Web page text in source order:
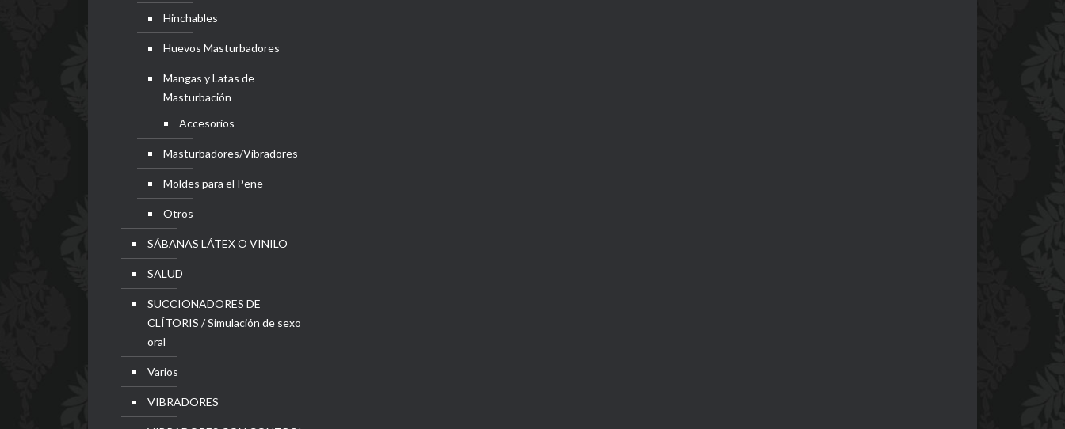
Hinchables
Huevos Masturbadores
Mangas y Latas de
Masturbación
Accesorios
Masturbadores/Vibradores
Moldes para el Pene
Otros
SÁBANAS LÁTEX O VINILO
SALUD
SUCCIONADORES DE
CLÍTORIS / Simulación de sexo
oral
Varios
VIBRADORES